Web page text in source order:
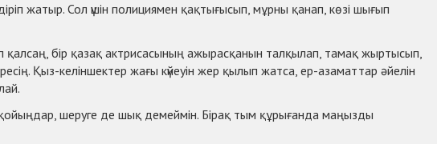
жатыр. Сол үшін полициямен қақтығысып, мұрны қанап, көзі шығып
қалсаң, бір қазақ актрисасының ажырасқанын талқылап, тамақ жыртысып,
Қыз-келіншектер жағы күйеуін жер қылып жатса, ер-азаматтар әйелін
шеруге де шық демеймін. Бірақ тым құрығанда маңызды